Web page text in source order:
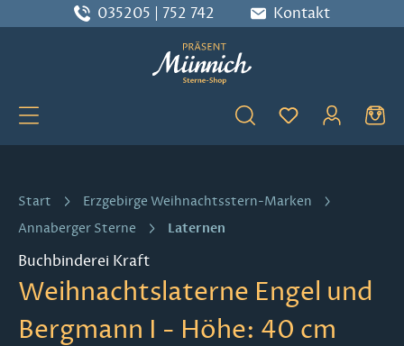
Zum Hauptinhalt springen
035205 | 752 742 Kontakt
Du hast 0
Start
Erzgebirge Weihnachtsstern-Marken
Annaberger Sterne
Laternen
Buchbinderei Kraft
Weihnachtslaterne Engel und
Bergmann I - Höhe: 40 cm